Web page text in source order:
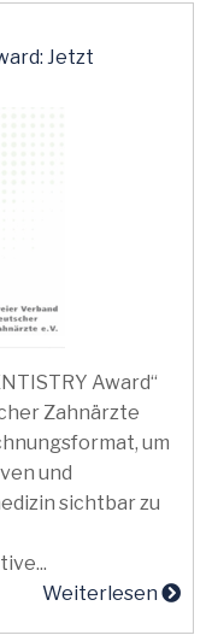
Jetzt
Award“
Zahnärzte
um
und
sichtbar zu
Weiterlesen